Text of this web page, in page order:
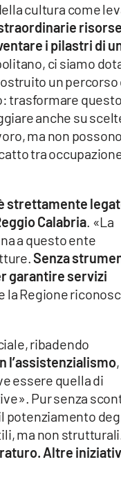
cultura come
risorse
i pilastri di
ci siamo
un percorso
trasformare questo
anche su
ma non possono
tra
strettamente
Calabria. «La
a questo ente
Senza
garantire servizi
la Regione
ribadendo
l’assistenzialismo
essere quella di
Pur senza
potenziamento
ma non
Altre